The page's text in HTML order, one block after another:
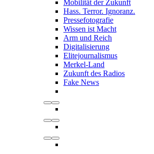
Mobilität der Zukunft
Hass. Terror. Ignoranz.
Pressefotografie
Wissen ist Macht
Arm und Reich
Digitalisierung
Elitejournalismus
Merkel-Land
Zukunft des Radios
Fake News